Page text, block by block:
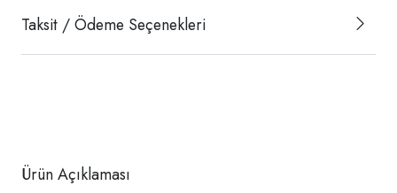
Taksit / Ödeme Seçenekleri
Ürün Açıklaması